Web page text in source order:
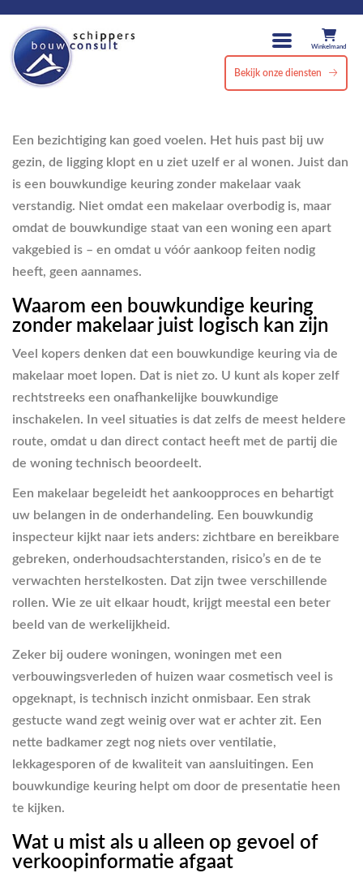
Winkelmand
Bekijk onze diensten
Een bezichtiging kan goed voelen. Het huis past bij uw
gezin, de ligging klopt en u ziet uzelf er al wonen. Juist dan
is een bouwkundige keuring zonder makelaar vaak
verstandig. Niet omdat een makelaar overbodig is, maar
omdat de bouwkundige staat van een woning een apart
vakgebied is – en omdat u vóór aankoop feiten nodig
heeft, geen aannames.
Waarom een bouwkundige keuring
zonder makelaar juist logisch kan zijn
Veel kopers denken dat een bouwkundige keuring via de
makelaar moet lopen. Dat is niet zo. U kunt als koper zelf
rechtstreeks een onafhankelijke bouwkundige
inschakelen. In veel situaties is dat zelfs de meest heldere
route, omdat u dan direct contact heeft met de partij die
de woning technisch beoordeelt.
Een makelaar begeleidt het aankoopproces en behartigt
uw belangen in de onderhandeling. Een bouwkundig
inspecteur kijkt naar iets anders: zichtbare en bereikbare
gebreken, onderhoudsachterstanden, risico’s en de te
verwachten herstelkosten. Dat zijn twee verschillende
rollen. Wie ze uit elkaar houdt, krijgt meestal een beter
beeld van de werkelijkheid.
Zeker bij oudere woningen, woningen met een
verbouwingsverleden of huizen waar cosmetisch veel is
opgeknapt, is technisch inzicht onmisbaar. Een strak
gestucte wand zegt weinig over wat er achter zit. Een
nette badkamer zegt nog niets over ventilatie,
lekkagesporen of de kwaliteit van aansluitingen. Een
bouwkundige keuring helpt om door de presentatie heen
te kijken.
Wat u mist als u alleen op gevoel of
verkoopinformatie afgaat